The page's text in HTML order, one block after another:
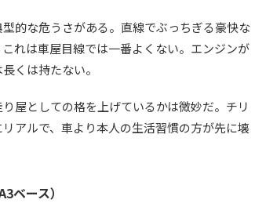
的な危うさがある。直線でぶっちぎる豪快な
れは車屋目線では一番よくない。エンジンが
くは持たない。
屋としての格を上げているかは微妙だ。チリ
アルで、車より本人の生活習慣の方が先に壊
ベース）